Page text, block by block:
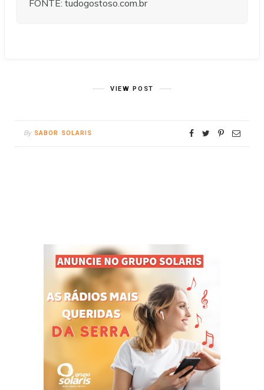
FONTE: tudogostoso.com.br
VIEW POST
By SABOR SOLARIS